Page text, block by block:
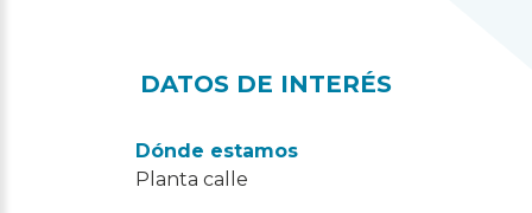
DATOS DE INTERÉS
Dónde estamos
Planta calle